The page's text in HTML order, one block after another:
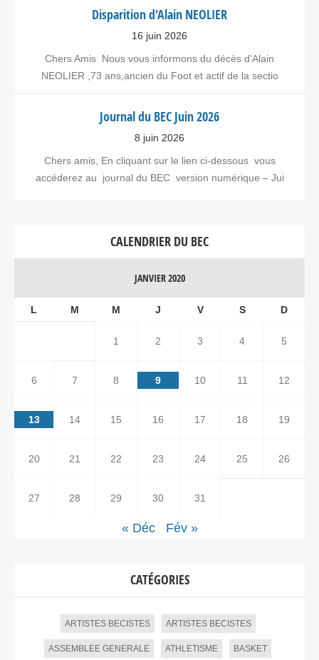
Disparition d'Alain NEOLIER
16 juin 2026
Chers Amis Nous vous informons du décès d'Alain
NEOLIER ,73 ans,ancien du Foot et actif de la sectio
Journal du BEC Juin 2026
8 juin 2026
Chers amis, En cliquant sur le lien ci-dessous vous
accéderez au journal du BEC version numérique – Jui
CALENDRIER DU BEC
JANVIER 2020
L M M J V S D
1 2 3 4 5
6 7 8 9 10 11 12
13 14 15 16 17 18 19
20 21 22 23 24 25 26
27 28 29 30 31
« Déc Fév »
CATÉGORIES
ARTISTES BECISTES ARTISTES BECISTES
ASSEMBLEE GENERALE ATHLETISME BASKET